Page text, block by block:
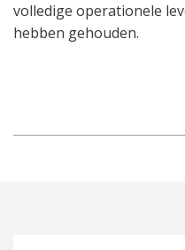
volledige operationele
hebben gehouden.